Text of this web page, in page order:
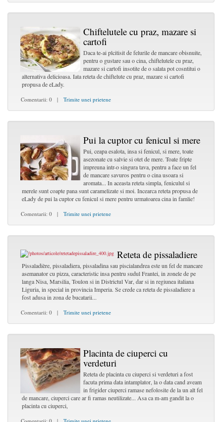
Chiftelutele cu praz, mazare si
cartofi
Daca te-ai plcitisit de felurile de mancare obisnuite,
pentru o gustare sau o cina, chiftelutele cu praz,
mazare si cartofi insotite de o salata pot cosntitui o
alternativa delicioasa. Iata reteta de chiftelute cu praz, mazare si cartofi
propusa de eLady.
Comentarii: 0 | Trimite unei prietene
Pui la cuptor cu fenicul si mere
Pui, ceapa esalota, insa si fenicul, si mere, toate
asezonate cu salvie si otet de mere. Toate fripte
impreuna intr-o singura tava, pentru a face un fel
de mancare savuros pentru o cina usoara si
aromata... In aceasta reteta simpla, feniculul si
merele sunt coapte pana sunt caramelizate si moi. Incearca reteta propusa de
eLady de pui la cuptor cu fenicul si mere pentru urmatoarea cina in famlie!
Comentarii: 0 | Trimite unei prietene
Reteta de pissaladiere
Pissaladière, pissaladiera, pissaladina sau piscialandrea este un fel de mancare
asemanator cu pizza, caracteristic insa pentru sudul Frantei, in zonele de pe
langa Nisa, Marsilia, Toulon si in Districtul Var, dar si in regiunea italiana
Liguria, in special in provincia Imperia. Se crede ca reteta de pissaladiere a
fost adusa in zona de bucatarii...
Comentarii: 0 | Trimite unei prietene
Placinta de ciuperci cu
verdeturi
Reteta de placinta cu ciuperci si verdeturi a fost
facuta prima data intamplator, la o data cand aveam
in frigider ciuperci ramase nefolosite de la un alt fel
de mancare, ciuperci care ar fi ramas neutilizate... Asa ca m-am gandit la o
placinta cu ciuperci,